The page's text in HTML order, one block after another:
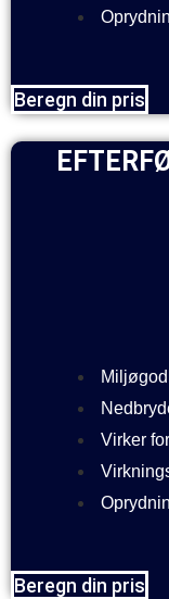
Beregn din pris
Virker
Beregn din pris